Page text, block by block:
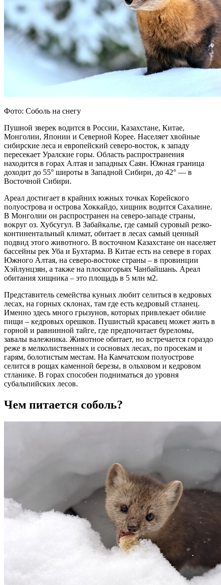
Фото: Соболь на снегу
Пушной зверек водится в России, Казахстане, Китае,
Монголии, Японии и Северной Корее. Населяет хвойные
сибирские леса и европейский северо-восток, к западу
пересекает Уралские горы. Область распространения
находится в горах Алтая и западных Саян. Южная граница
доходит до 55° широты в Западной Сибири, до 42° — в
Восточной Сибири.
Ареал достигает в крайних южных точках Корейского
полуострова и острова Хоккайдо, хищник водится Сахалине.
В Монголии он распространен на северо-западе страны,
вокруг оз. Хубсугул. В Забайкалье, где самый суровый резко-
континентальный климат, обитает в лесах самый ценный
подвид этого животного. В восточном Казахстане он населяет
бассейны рек Уба и Бухтарма. В Китае есть на севере в горах
Южного Алтая, на северо-востоке страны – в провинции
Хэйлунцзян, а также на плоскогорьях Чанбайшань. Ареал
обитания хищника – это площадь в 5 млн м2.
Представитель семейства куньих любит селиться в кедровых
лесах, на горных склонах, там где есть кедровый стланец.
Именно здесь много грызунов, которых привлекает обилие
пищи – кедровых орешков. Пушистый красавец может жить в
горной и равнинной тайге, где предпочитает буреломы,
завалы валежника. Животное обитает, но встречается гораздо
реже в мелколиственных и сосновых лесах, по просекам и
гарям, болотистым местам. На Камчатском полуострове
селится в рощах каменной березы, в ольховом и кедровом
стланике. В горах способен подниматься до уровня
субальпийских лесов.
Чем питается соболь?